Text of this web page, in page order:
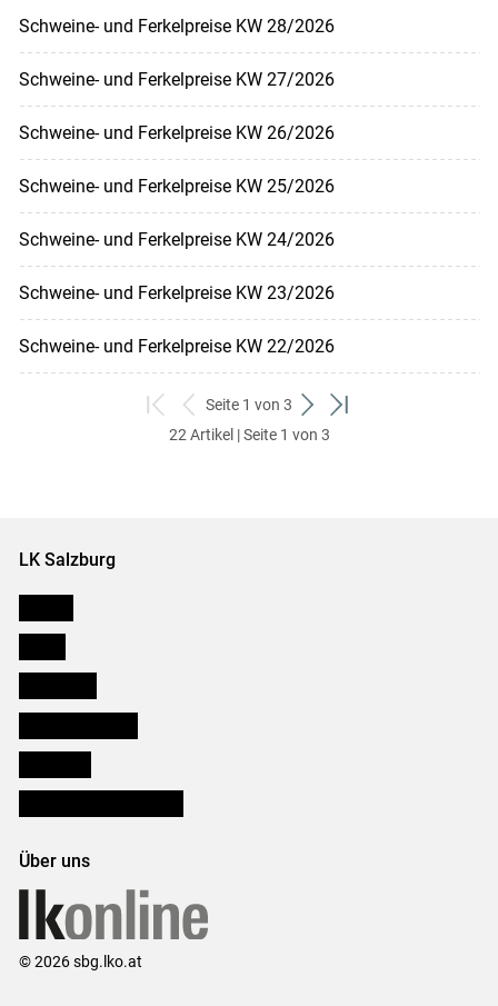
Schweine- und Ferkelpreise KW 28/2026
Schweine- und Ferkelpreise KW 27/2026
Schweine- und Ferkelpreise KW 26/2026
Schweine- und Ferkelpreise KW 25/2026
Schweine- und Ferkelpreise KW 24/2026
Schweine- und Ferkelpreise KW 23/2026
Schweine- und Ferkelpreise KW 22/2026
zum
ersten
zurück
zum
Seite 1 von 3
weiter
zum
zum
22 Artikel | Seite 1 von 3
LK Salzburg
Über uns
© 2026 sbg.lko.at